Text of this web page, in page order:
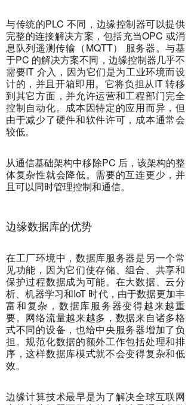
与传统的PLC 不同，边缘控制器可以提供
完整的连接解决方案，包括充当OPC 或消
息队列遥测传输（MQTT） 服务器。与基
于PC 的解决方案不同，边缘控制器几乎不
需要IT 介入，因为它们是为工业环境而设
计的，并且开箱即用。它将负担从IT 转移
到其它方面，并允许运营和工程部门完全
控制自动化。成本因特定的应用而异，但
由于减少了硬件和软件许可，成本通常会
较低。
从通信基础架构中移除PC 后，该架构的整
体复杂性就会降低。需要的互连更少，并
且可以同时管理控制和通信。
边缘数据库的优势
在工厂环境中，数据库服务器是另一个常
见功能，因为它们使存储、组合、共享和
保护过程数据成为可能。在大数据、云分
析、机器学习和IoT 时代，由于数据更加丰
富和复杂，数据库服务器变得越来越重
要。网络流量越来越多，数据来自诸多格
式不同的设备，也给中央服务器增加了负
担。规范化数据的额外工作包括处理和排
序，这样数据库模式就不会变得复杂和低
效。
边缘计算技术最早是为了解决全球互联网